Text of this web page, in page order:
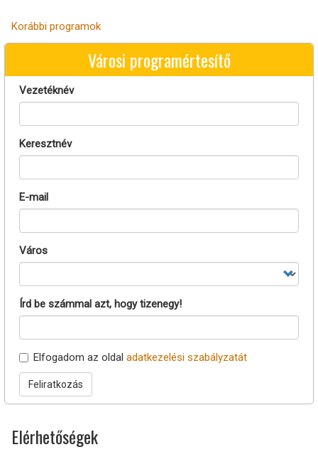
Korábbi programok
Városi programértesítő
Vezetéknév
Keresztnév
E-mail
Város
Írd be számmal azt, hogy tizenegy!
Elfogadom az oldal adatkezelési szabályzatát
Feliratkozás
Elérhetőségek